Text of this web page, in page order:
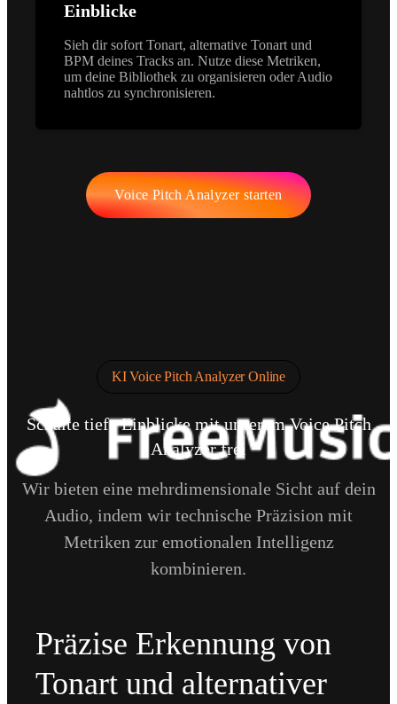
Einblicke
Sieh dir sofort Tonart, alternative Tonart und
BPM deines Tracks an. Nutze diese Metriken,
um deine Bibliothek zu organisieren oder Audio
nahtlos zu synchronisieren.
Voice Pitch Analyzer starten
KI Voice Pitch Analyzer Online
Schalte tiefe Einblicke mit unserem Voice Pitch
Analyzer frei
Wir bieten eine mehrdimensionale Sicht auf dein
Audio, indem wir technische Präzision mit
Metriken zur emotionalen Intelligenz
kombinieren.
Präzise Erkennung von
Tonart und alternativer